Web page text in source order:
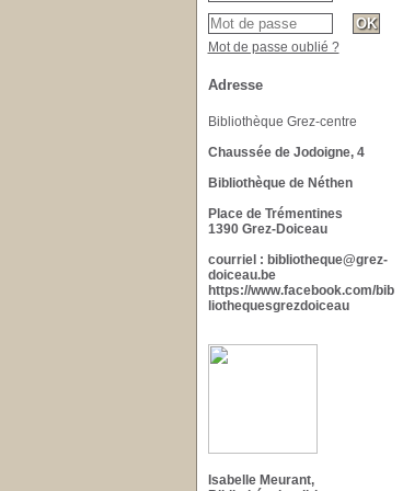
Mot de passe oublié ?
Adresse
Bibliothèque Grez-centre
Chaussée de Jodoigne, 4
Bibliothèque de Néthen
Place de Trémentines
1390 Grez-Doiceau
courriel : bibliotheque@grez-
doiceau.be
https://www.facebook.com/bib
liothequesgrezdoiceau
Isabelle Meurant,